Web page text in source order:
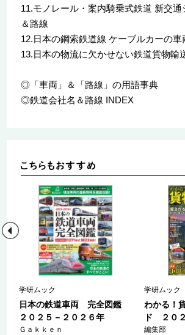
11.モノレール・案内騎乗式鉄道 新交通
＆路線
12.日本の鋼索鉄道線 ケーブルカーの車
13.日本の物流に欠かせない鉄道貨物輸
◎「車両」＆「路線」の用語事典
◎鉄道会社名＆路線 INDEX
学研ムック
日本の鉄道車両 完全図鑑
２０２５－２０２６年
Ｇａｋｋｅｎ
学研ムック
わかる！
ド ２０
編集部